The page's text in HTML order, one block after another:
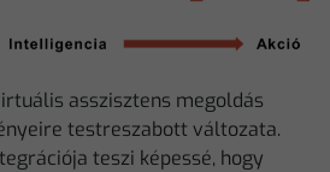
asszisztens megoldás
testreszabott változata.
teszi képessé, hogy